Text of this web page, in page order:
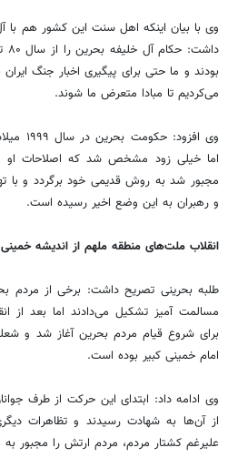
وی با بیان اینکه اهل سنت این کشور هم با
بودند و ما حتی برای پیگیری اخبار جنگ
می‌کردیم تا مبادا متعرض ما شوند.
وی
اما خیلی زود مشخص شد که اصلاحات
مجبور شد به روش قدیمی خود برگردد و با
و رهبران به این وضع اخیر رسیده است.
انقلاب ملت‌های منطقه ملهم از اندیشه خمینی
طلبه بحرینی تصریح داشت: برخی از مردم
مسالمت آمیز تشکیل می‌دادند اما بعد
برای شروع قیام مردم بحرین آغاز شد و
امام خمینی کبیر بوده است.
از آن‌ها به شهادت رسیدند و تظاهرات
علیرغم کشتار مردم، مردم ارتش را مجبور